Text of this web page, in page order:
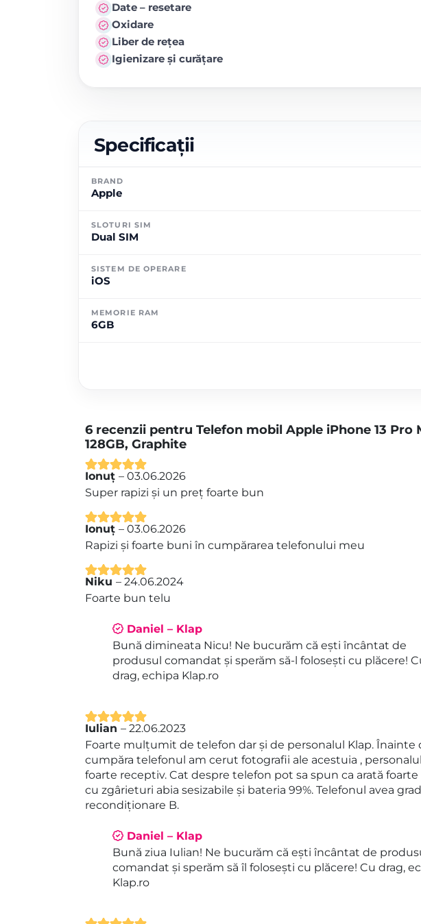
Date – resetare
Oxidare
Liber de rețea
Igienizare și curățare
Specificații
BRAND
Apple
SLOTURI SIM
Dual SIM
SISTEM DE OPERARE
iOS
MEMORIE RAM
6GB
6 recenzii pentru Telefon mobil Apple iPhone 13 Pro
128GB, Graphite
Evaluat la5
din 5
Ionuț – 03.06.2026
Super rapizi și un preț foarte bun
Evaluat la5
din 5
Ionuț – 03.06.2026
Rapizi și foarte buni în cumpărarea telefonului meu
Evaluat la5
din 5
Niku – 24.06.2024
Foarte bun telu
Daniel – Klap
Bună dimineata Nicu! Ne bucurăm că ești încântat de
produsul comandat și sperăm să-l folosești cu plăcere!
drag, echipa Klap.ro
Evaluat la5
din 5
Iulian – 22.06.2023
Foarte mulțumit de telefon dar și de personalul Klap. Înainte
cumpăra telefonul am cerut fotografii ale acestuia ,
foarte receptiv. Cat despre telefon pot sa spun ca arată foarte
cu zgârieturi abia sesizabile și bateria 99%. Telefonul avea
recondiționare B.
Daniel – Klap
Bună ziua Iulian! Ne bucurăm că ești încântat de
comandat și sperăm să îl folosești cu plăcere! Cu drag,
Klap.ro